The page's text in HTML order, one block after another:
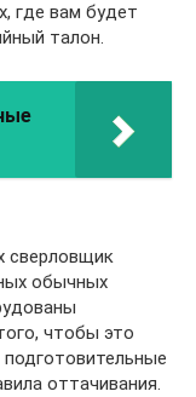
где вам будет
талон.
сверловщик
обычных
чтобы это
оттачивания.